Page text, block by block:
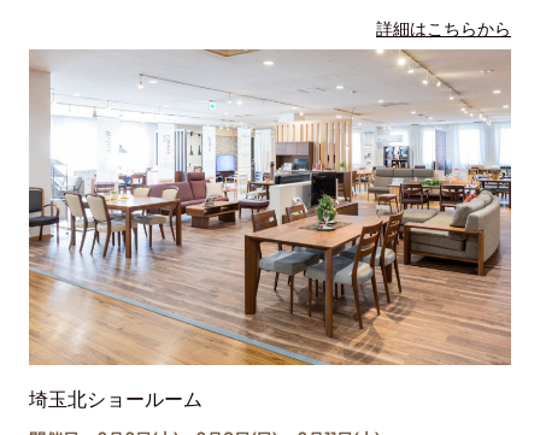
詳細はこちらから
埼玉北ショールーム